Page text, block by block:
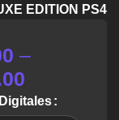
EDITION PS4
–